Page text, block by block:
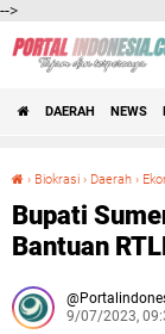
-->
DAERAH NEWS
› Biokrasi › Daerah ›
Bupati
Bantuan
9/07/2023,